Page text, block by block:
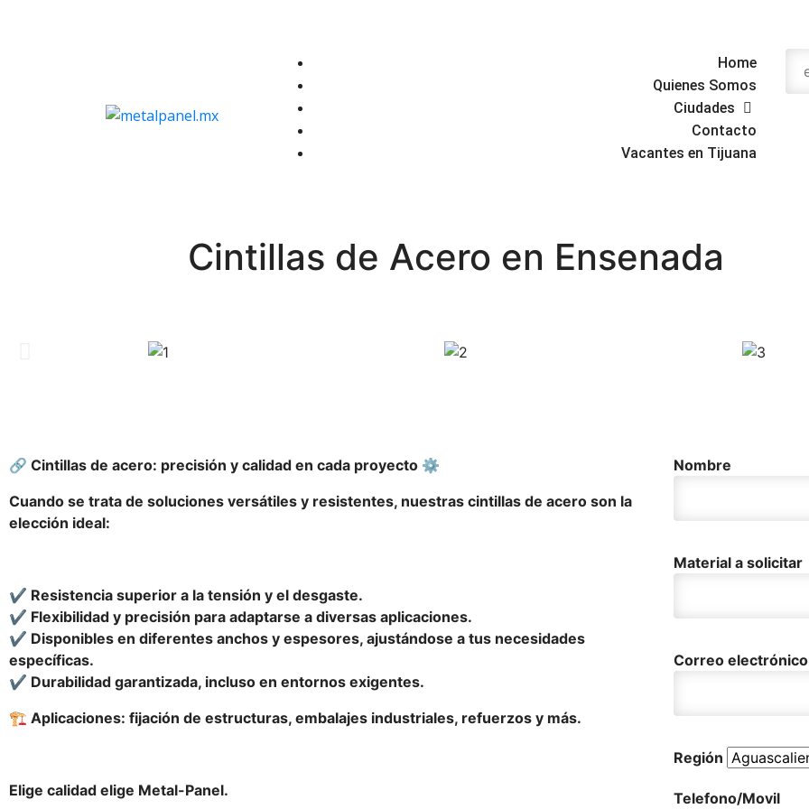
Home
Quienes Somos
Ciudades
Contacto
Vacantes en Tijuana
Cintillas de Acero en Ensenada
🔗 Cintillas de acero: precisión y calidad en cada proyecto ⚙️
Cuando se trata de soluciones versátiles y resistentes, nuestras cintillas de acero son la
elección ideal:
✔️ Resistencia superior a la tensión y el desgaste.
✔️ Flexibilidad y precisión para adaptarse a diversas aplicaciones.
✔️ Disponibles en diferentes anchos y espesores, ajustándose a tus necesidades
específicas.
✔️ Durabilidad garantizada, incluso en entornos exigentes.
🏗️ Aplicaciones: fijación de estructuras, embalajes industriales, refuerzos y más.
Elige calidad elige Metal-Panel.
Nombre
Material a solicitar
Correo electrónico
Región
Telefono/Movil